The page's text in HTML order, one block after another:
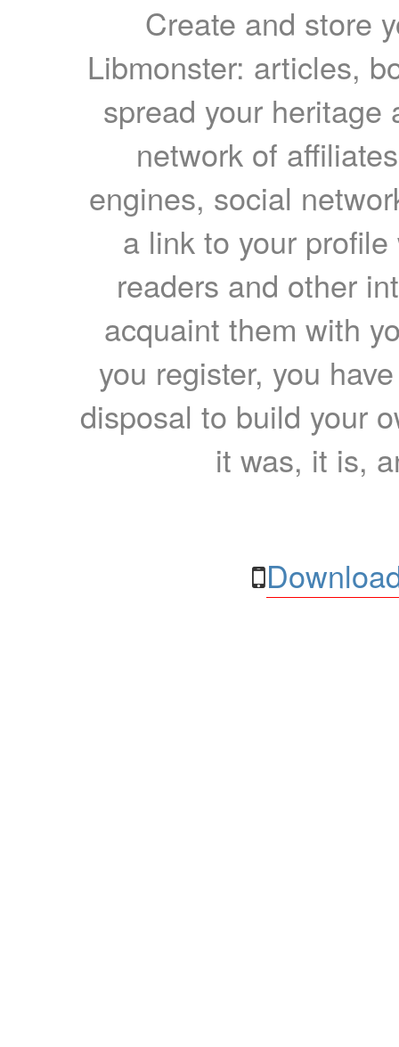
Create and store
Libmonster: articles,
spread your heritage
network of
engines, social
a link to your
readers and other
acquaint them with
you register, you
disposal to build your
it was, it is,